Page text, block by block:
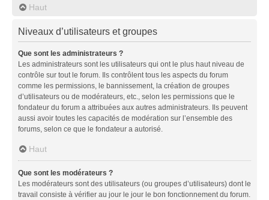
Haut
Niveaux d’utilisateurs et groupes
Que sont les administrateurs ?
Les administrateurs sont les utilisateurs qui ont le plus haut niveau de
contrôle sur tout le forum. Ils contrôlent tous les aspects du forum
comme les permissions, le bannissement, la création de groupes
d’utilisateurs ou de modérateurs, etc., selon les permissions que le
fondateur du forum a attribuées aux autres administrateurs. Ils peuvent
aussi avoir toutes les capacités de modération sur l’ensemble des
forums, selon ce que le fondateur a autorisé.
Haut
Que sont les modérateurs ?
Les modérateurs sont des utilisateurs (ou groupes d’utilisateurs) dont le
travail consiste à vérifier au jour le jour le bon fonctionnement du forum.